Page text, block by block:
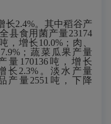
长2.4%。其中稻谷产
县食用菌产量23174
，增长10.0%；肉、
%；蔬菜瓜果产量
量 170136吨，增长
长 2.3%。淡水产量
产量2551 吨 ， 下降